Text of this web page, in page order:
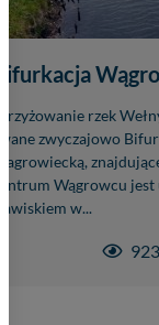
Bifurkacja
Skrzyżowanie rzek
zwane zwyczajowo
Wagrowiecką,
centrum Wągrowcu
zjawiskiem w...